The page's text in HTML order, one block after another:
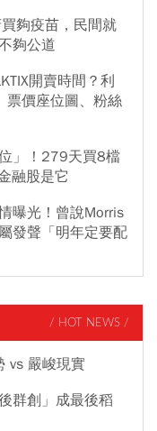
夠疫苗，民間就
夠公道
開賣時間？利
票價座位圖、粉絲
」！279天買8檔
融股是它
曝光！曾說Morris
發聲「明年定要配
/ HOT NEWS /
vs 嚴峻現實
群創」成最後稻